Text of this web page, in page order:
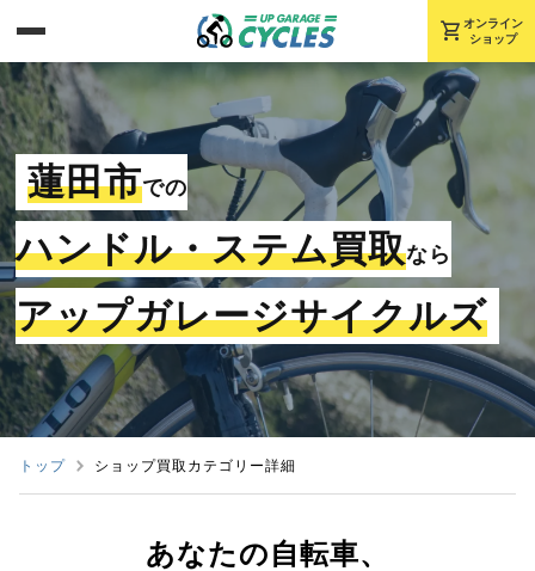
shopping_cart オンライン
ショップ
蓮田市での
ハンドル・ステム買取なら
アップガレージサイクルズ
トップ ショップ買取カテゴリー詳細
あなたの自転車、